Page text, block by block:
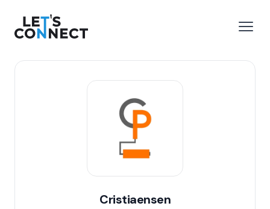
Let's Connect
le menu
Cristiaensen